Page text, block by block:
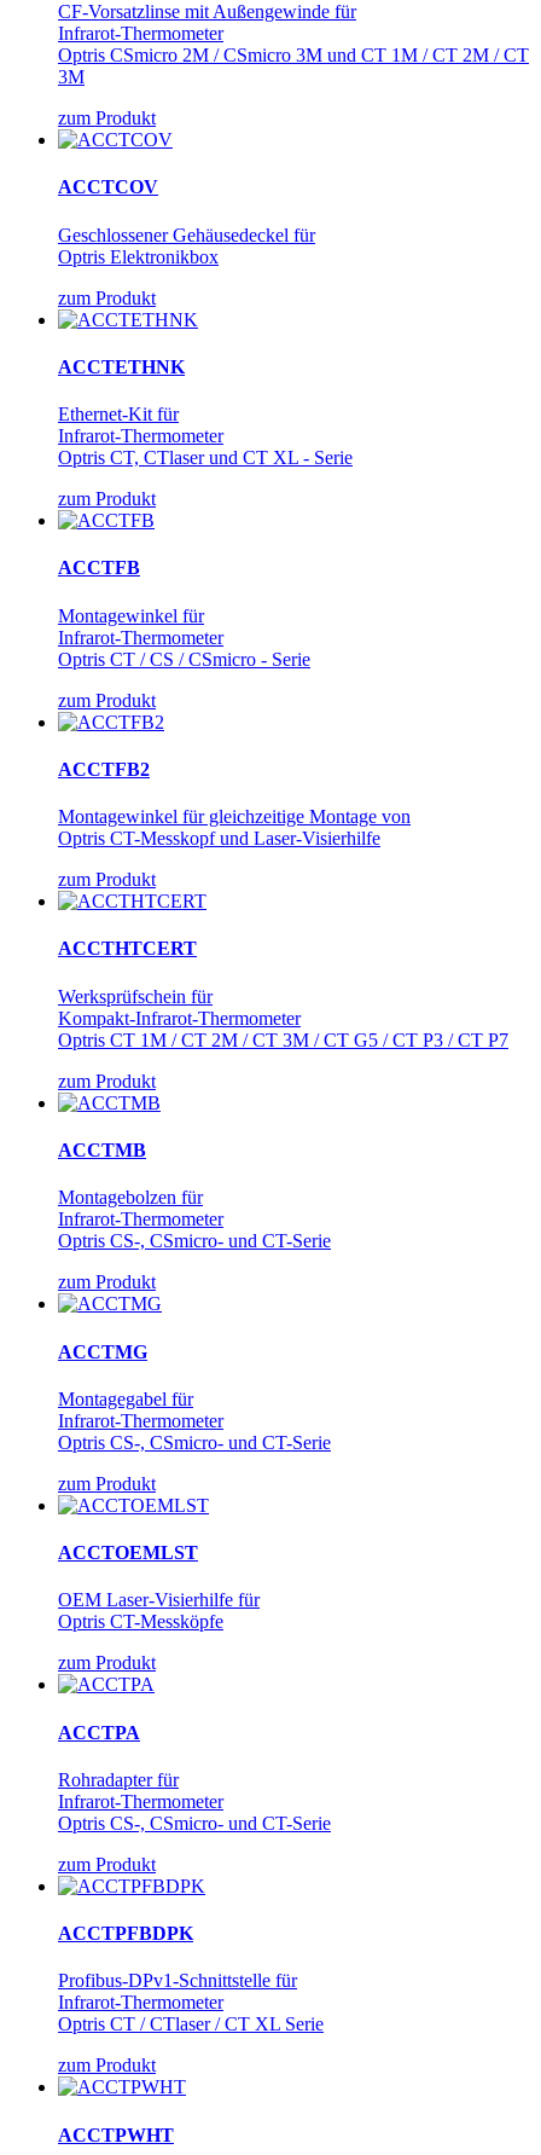
CF-Vorsatzlinse mit Außengewinde für
Infrarot-Thermometer
Optris CSmicro 2M / CSmicro 3M und CT 1M / CT 2M / CT
3M
zum Produkt
ACCTCOV
Geschlossener Gehäusedeckel für
Optris Elektronikbox
zum Produkt
ACCTETHNK
Ethernet-Kit für
Infrarot-Thermometer
Optris CT, CTlaser und CT XL - Serie
zum Produkt
ACCTFB
Montagewinkel für
Infrarot-Thermometer
Optris CT / CS / CSmicro - Serie
zum Produkt
ACCTFB2
Montagewinkel für gleichzeitige Montage von
Optris CT-Messkopf und Laser-Visierhilfe
zum Produkt
ACCTHTCERT
Werksprüfschein für
Kompakt-Infrarot-Thermometer
Optris CT 1M / CT 2M / CT 3M / CT G5 / CT P3 / CT P7
zum Produkt
ACCTMB
Montagebolzen für
Infrarot-Thermometer
Optris CS-, CSmicro- und CT-Serie
zum Produkt
ACCTMG
Montagegabel für
Infrarot-Thermometer
Optris CS-, CSmicro- und CT-Serie
zum Produkt
ACCTOEMLST
OEM Laser-Visierhilfe für
Optris CT-Messköpfe
zum Produkt
ACCTPA
Rohradapter für
Infrarot-Thermometer
Optris CS-, CSmicro- und CT-Serie
zum Produkt
ACCTPFBDPK
Profibus-DPv1-Schnittstelle für
Infrarot-Thermometer
Optris CT / CTlaser / CT XL Serie
zum Produkt
ACCTPWHT